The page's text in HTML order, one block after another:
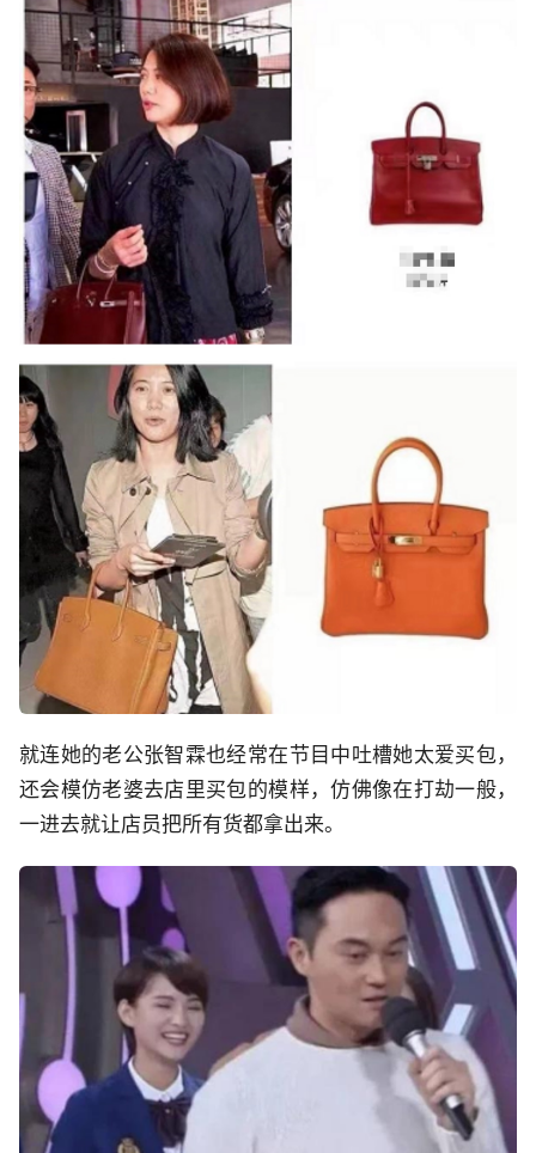
就连她的老公张智霖也经常在节目中吐槽她太爱买包，
还会模仿老婆去店里买包的模样，仿佛像在打劫一般，
一进去就让店员把所有货都拿出来。